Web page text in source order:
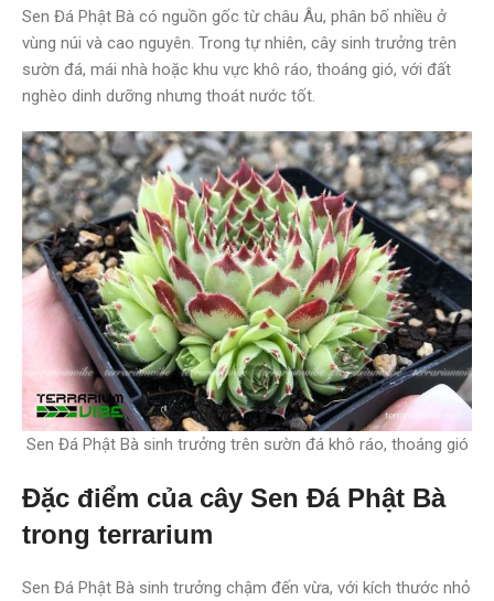
Sen Đá Phật Bà có nguồn gốc từ châu Âu, phân bố nhiều ở
vùng núi và cao nguyên. Trong tự nhiên, cây sinh trưởng trên
sườn đá, mái nhà hoặc khu vực khô ráo, thoáng gió, với đất
nghèo dinh dưỡng nhưng thoát nước tốt.
Sen Đá Phật Bà sinh trưởng trên sườn đá khô ráo, thoáng gió
Đặc điểm của cây Sen Đá Phật Bà
trong terrarium
Sen Đá Phật Bà sinh trưởng chậm đến vừa, với kích thước nhỏ